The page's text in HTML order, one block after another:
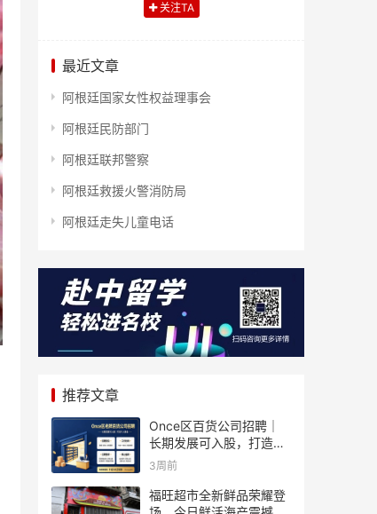
关注TA
最近文章
阿根廷国家女性权益理事会
阿根廷民防部门
阿根廷联邦警察
阿根廷救援火警消防局
阿根廷走失儿童电话
推荐文章
Once区百货公司招聘｜
长期发展可入股，打造个
人事业
3周前
福旺超市全新鲜品荣耀登